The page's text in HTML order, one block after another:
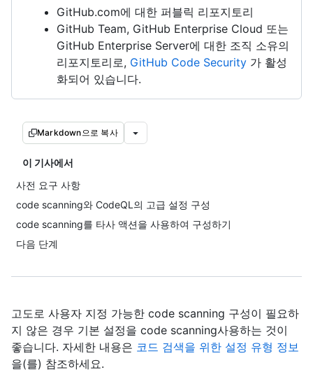
GitHub.com에 대한 퍼블릭 리포지토리
GitHub Team, GitHub Enterprise Cloud 또는
GitHub Enterprise Server에 대한 조직 소유의
리포지토리로, GitHub Code Security 가 활성
화되어 있습니다.
Markdown으로 복사
이 기사에서
사전 요구 사항
code scanning와 CodeQL의 고급 설정 구성
code scanning를 타사 액션을 사용하여 구성하기
다음 단계
고도로 사용자 지정 가능한 code scanning 구성이 필요하
지 않은 경우 기본 설정을 code scanning사용하는 것이
좋습니다. 자세한 내용은 코드 검색을 위한 설정 유형 정보
을(를) 참조하세요.